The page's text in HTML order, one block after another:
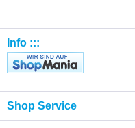
Info :::
Shop Service